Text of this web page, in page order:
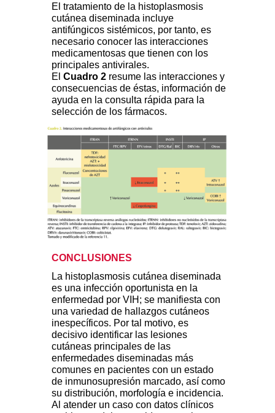
El tratamiento de la histoplasmosis
cutánea diseminada incluye
antifúngicos sistémicos, por tanto, es
necesario conocer las interacciones
medicamentosas que tienen con los
principales antivirales.
El Cuadro 2 resume las interacciones y
consecuencias de éstas, información de
ayuda en la consulta rápida para la
selección de los fármacos.
CONCLUSIONES
La histoplasmosis cutánea diseminada
es una infección oportunista en la
enfermedad por VIH; se manifiesta con
una variedad de hallazgos cutáneos
inespecíficos. Por tal motivo, es
decisivo identificar las lesiones
cutáneas principales de las
enfermedades diseminadas más
comunes en pacientes con un estado
de inmunosupresión marcado, así como
su distribución, morfología e incidencia.
Al atender un caso con datos clínicos